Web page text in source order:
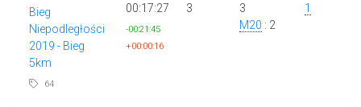
Bieg
Niepodległości
2019 - Bieg
5km
64
00:17:27
-00:21:45
+00:00:16
3
3
M20 : 2
1